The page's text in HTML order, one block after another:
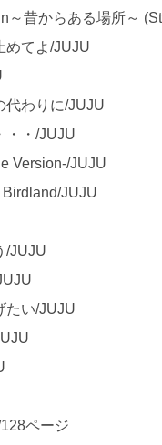
～昔からある場所～
めてよ/JUJU
代わりに/JUJU
・・/JUJU
Version-/JUJU
Birdland/JUJU
/JUJU
たい/JUJU
ページ